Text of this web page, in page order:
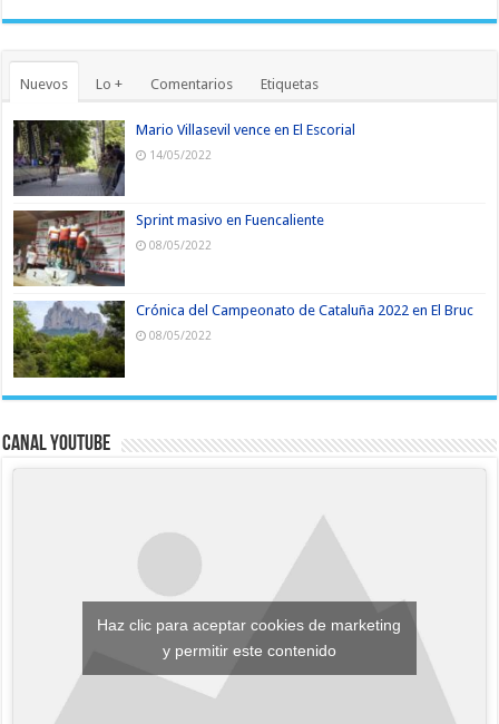
Nuevos Lo + Comentarios Etiquetas
Mario Villasevil vence en El Escorial
14/05/2022
Sprint masivo en Fuencaliente
08/05/2022
Crónica del Campeonato de Cataluña 2022 en El Bruc
08/05/2022
Canal YouTube
Haz clic para aceptar cookies de marketing
y permitir este contenido